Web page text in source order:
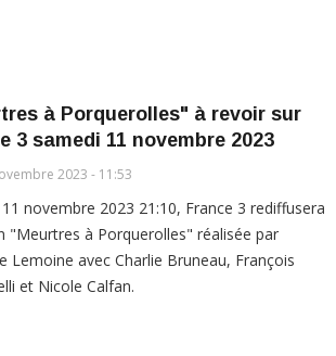
à Porquerolles" à revoir sur
3 samedi 11 novembre 2023
2023 - 11:53
novembre 2023 21:10, France 3 rediffusera
"Meurtres à Porquerolles" réalisée par
Lemoine avec Charlie Bruneau, François
et Nicole Calfan.